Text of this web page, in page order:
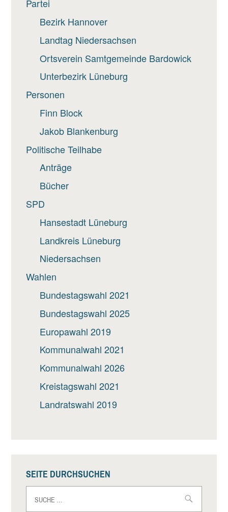
Partei
Bezirk Hannover
Landtag Niedersachsen
Ortsverein Samtgemeinde Bardowick
Unterbezirk Lüneburg
Personen
Finn Block
Jakob Blankenburg
Politische Teilhabe
Anträge
Bücher
SPD
Hansestadt Lüneburg
Landkreis Lüneburg
Niedersachsen
Wahlen
Bundestagswahl 2021
Bundestagswahl 2025
Europawahl 2019
Kommunalwahl 2021
Kommunalwahl 2026
Kreistagswahl 2021
Landratswahl 2019
SEITE DURCHSUCHEN
nach: